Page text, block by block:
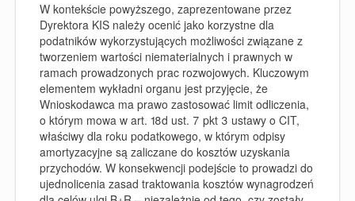
W kontekście powyższego, zaprezentowane przez
Dyrektora KIS należy ocenić jako korzystne dla
podatników wykorzystujących możliwości związane z
tworzeniem wartości niematerialnych i prawnych w
ramach prowadzonych prac rozwojowych. Kluczowym
elementem wykładni organu jest przyjęcie, że
Wnioskodawca ma prawo zastosować limit odliczenia,
o którym mowa w art. 18d ust. 7 pkt 3 ustawy o CIT,
właściwy dla roku podatkowego, w którym odpisy
amortyzacyjne są zaliczane do kosztów uzyskania
przychodów. W konsekwencji podejście to prowadzi do
ujednolicenia zasad traktowania kosztów wynagrodzeń